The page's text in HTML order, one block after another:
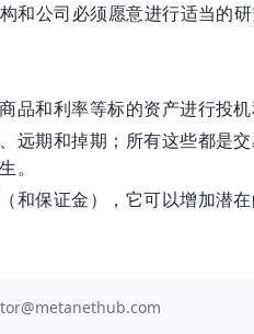
和公司必须愿意进行适当的
品和利率等标的资产进行投机
远期和掉期；所有这些都是
。
和保证金），它可以增加潜